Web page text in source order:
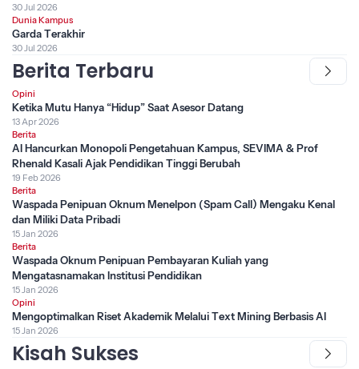
30 Jul 2026
Dunia Kampus
Garda Terakhir
30 Jul 2026
Berita Terbaru
Opini
Ketika Mutu Hanya “Hidup” Saat Asesor Datang
13 Apr 2026
Berita
AI Hancurkan Monopoli Pengetahuan Kampus, SEVIMA & Prof
Rhenald Kasali Ajak Pendidikan Tinggi Berubah
19 Feb 2026
Berita
Waspada Penipuan Oknum Menelpon (Spam Call) Mengaku Kenal
dan Miliki Data Pribadi
15 Jan 2026
Berita
Waspada Oknum Penipuan Pembayaran Kuliah yang
Mengatasnamakan Institusi Pendidikan
15 Jan 2026
Opini
Mengoptimalkan Riset Akademik Melalui Text Mining Berbasis AI
15 Jan 2026
Kisah Sukses